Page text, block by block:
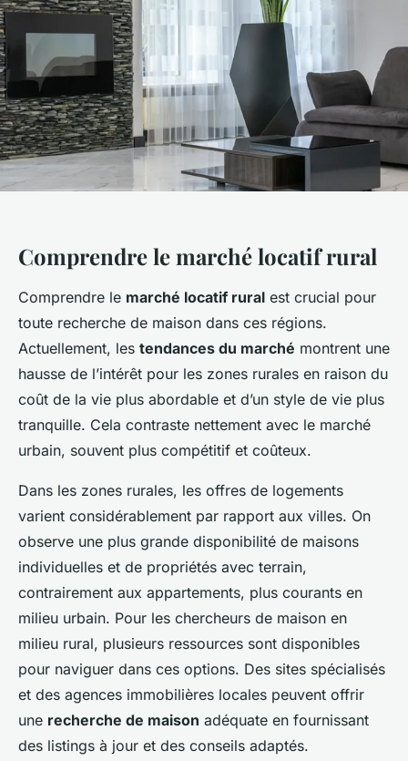
Comprendre le marché locatif rural
Comprendre le marché locatif rural est crucial pour
toute recherche de maison dans ces régions.
Actuellement, les tendances du marché montrent une
hausse de l’intérêt pour les zones rurales en raison du
coût de la vie plus abordable et d’un style de vie plus
tranquille. Cela contraste nettement avec le marché
urbain, souvent plus compétitif et coûteux.
Dans les zones rurales, les offres de logements
varient considérablement par rapport aux villes. On
observe une plus grande disponibilité de maisons
individuelles et de propriétés avec terrain,
contrairement aux appartements, plus courants en
milieu urbain. Pour les chercheurs de maison en
milieu rural, plusieurs ressources sont disponibles
pour naviguer dans ces options. Des sites spécialisés
et des agences immobilières locales peuvent offrir
une recherche de maison adéquate en fournissant
des listings à jour et des conseils adaptés.